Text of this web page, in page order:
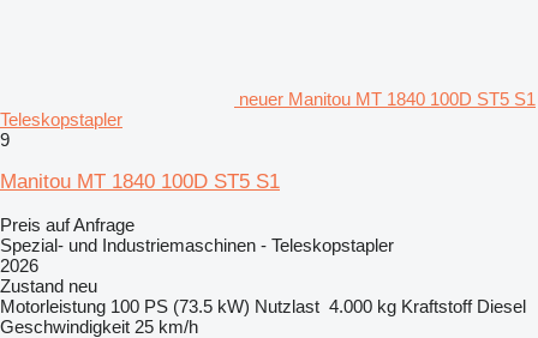
neuer Manitou MT 1840 100D ST5 S1
Teleskopstapler
9
Manitou MT 1840 100D ST5 S1
Preis auf Anfrage
Spezial- und Industriemaschinen - Teleskopstapler
2026
Zustand neu
Motorleistung 100 PS (73.5 kW) Nutzlast 4.000 kg Kraftstoff Diesel
Geschwindigkeit 25 km/h